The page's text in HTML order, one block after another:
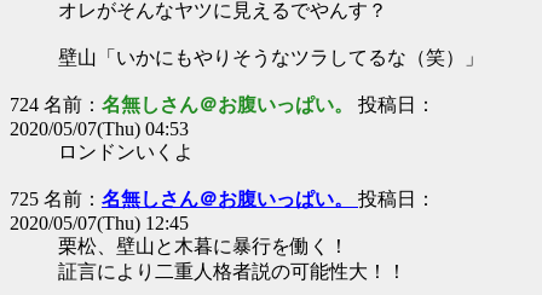
オレがそんなヤツに見えるでやんす？
壁山「いかにもやりそうなツラしてるな（笑）」
724 名前： 名無しさん＠お腹いっぱい。 投稿日：
2020/05/07(Thu) 04:53
ロンドンいくよ
725 名前： 名無しさん＠お腹いっぱい。 投稿日：
2020/05/07(Thu) 12:45
栗松、壁山と木暮に暴行を働く！
証言により二重人格者説の可能性大！！